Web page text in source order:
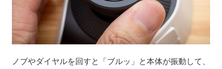
ノブやダイヤルを回すと「ブルッ」と本体が振動して、